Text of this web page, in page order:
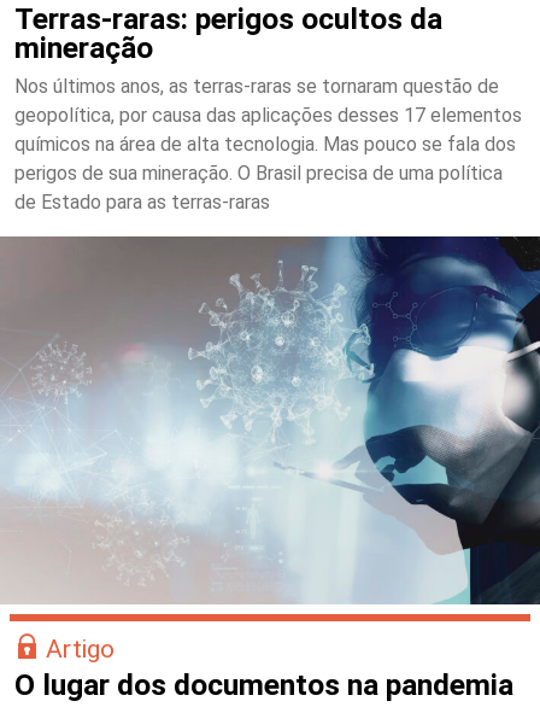
Terras-raras: perigos ocultos da
mineração
Nos últimos anos, as terras-raras se tornaram questão de
geopolítica, por causa das aplicações desses 17 elementos
químicos na área de alta tecnologia. Mas pouco se fala dos
perigos de sua mineração. O Brasil precisa de uma política
de Estado para as terras-raras
Artigo
O lugar dos documentos na pandemia